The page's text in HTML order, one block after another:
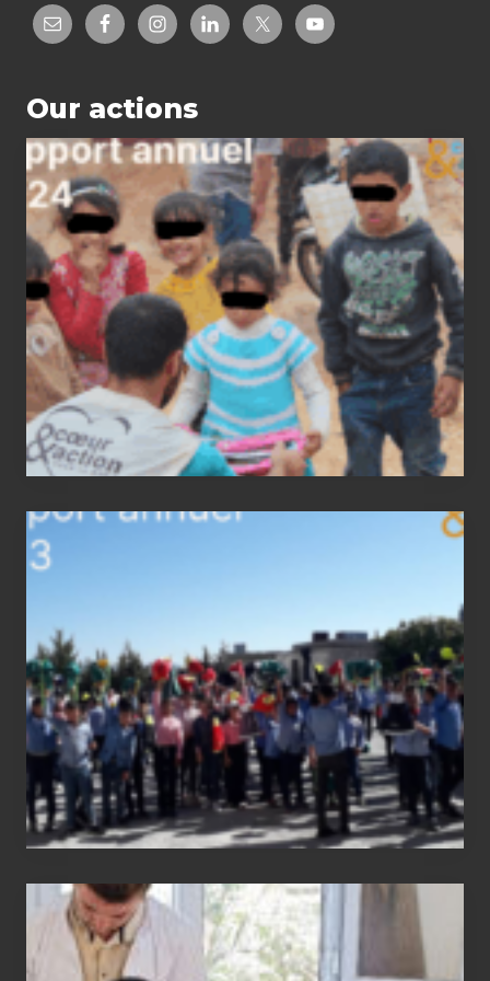
Our actions
2024
status
report
2023
status
Medical
physiotherapy
equipment